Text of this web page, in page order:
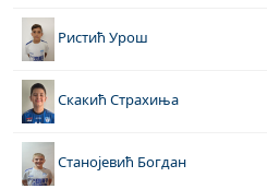
Ристић Урош
Скакић Страхиња
Станојевић Богдан